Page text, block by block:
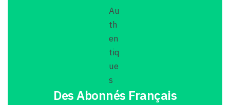
Des Abonnés Français